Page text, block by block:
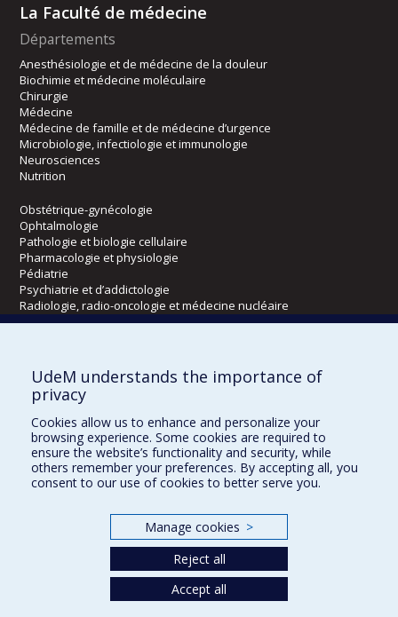
La Faculté de médecine
Départements
Anesthésiologie et de médecine de la douleur
Biochimie et médecine moléculaire
Chirurgie
Médecine
Médecine de famille et de médecine d’urgence
Microbiologie, infectiologie et immunologie
Neurosciences
Nutrition
Obstétrique-gynécologie
Ophtalmologie
Pathologie et biologie cellulaire
Pharmacologie et physiologie
Pédiatrie
Psychiatrie et d’addictologie
Radiologie, radio-oncologie et médecine nucléaire
Écoles
Kinésiologie et des sciences de l’activité physique
Orthophonie et audiologie
Réadaptation
Directions
DPC
UdeM understands the importance of
privacy
Cookies allow us to enhance and personalize your
browsing experience. Some cookies are required to
ensure the website’s functionality and security, while
others remember your preferences. By accepting all, you
consent to our use of cookies to better serve you.
Manage cookies >
Reject all
Accept all